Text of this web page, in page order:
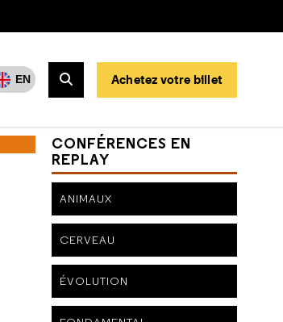
EN
Rechercher
Achetez votre billet
CONFÉRENCES EN
REPLAY
ANIMAUX
CERVEAU
ÉVOLUTION